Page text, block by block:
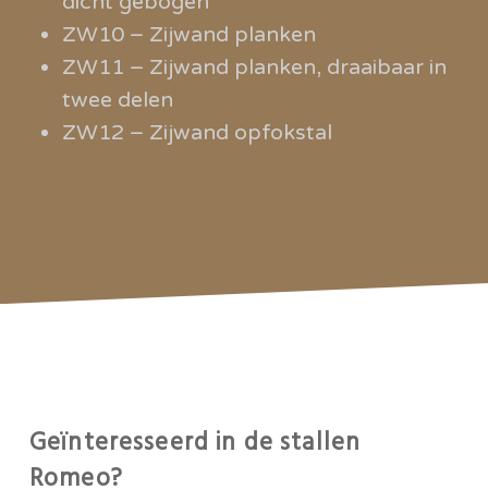
ZW10 – Zijwand planken
ZW11 – Zijwand planken, draaibaar in
twee delen
ZW12 – Zijwand opfokstal
Geïnteresseerd in de stallen
Romeo?